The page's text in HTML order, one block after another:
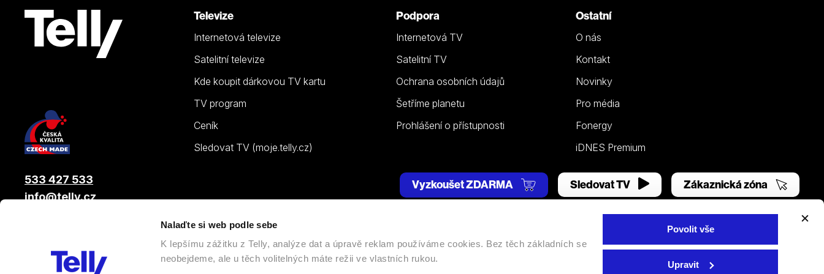
Nalaďte si web podle sebe
K lepšímu zážitku z Telly, analýze dat a úpravě reklam používáme cookies. Bez těch základních se
neobejdeme, ale u těch volitelných máte režii ve vlastních rukou.
Povolit vše
Upravit
Televize
Internetová televize
Satelitní televize
Kde koupit dárkovou TV kartu
TV program
Ceník
Sledovat TV (moje.telly.cz)
Podpora
Internetová TV
Satelitní TV
Ochrana osobních údajů
Šetříme planetu
Prohlášení o přístupnosti
Ostatní
O nás
Kontakt
Novinky
Pro média
Fonergy
iDNES Premium
533 427 533
info@telly.cz
Vyzkoušet ZDARMA Sledovat TV Zákaznická zóna
, člen skupiny LAMA ENERGY GROUP | Všechna práva vyhrazena. |Nastavení cookies